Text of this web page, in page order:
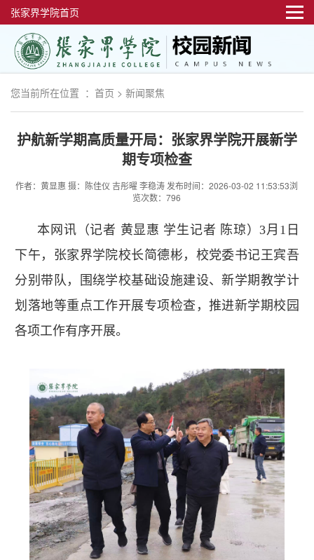
张家界学院首页
您当前所在位置 ： 首页 > 新闻聚焦
护航新学期高质量开局：张家界学院开展新学
期专项检查
作者：黄显惠 摄：陈佳仪 吉彤曜 李稳涛 发布时间：2026-03-02 11:53:53浏
览次数：796
本网讯（记者 黄显惠 学生记者 陈琼）3月1日
下午，张家界学院校长简德彬，校党委书记王宾吾
分别带队，围绕学校基础设施建设、新学期教学计
划落地等重点工作开展专项检查，推进新学期校园
各项工作有序开展。